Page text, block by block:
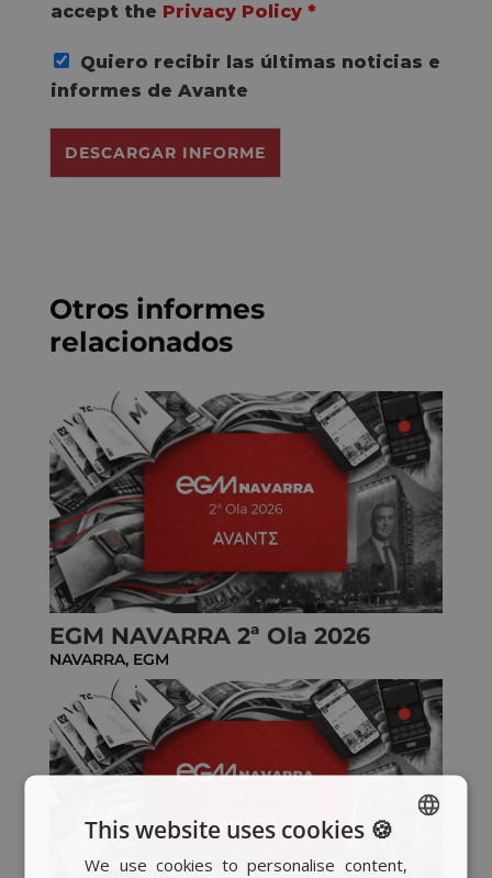
P
C
o
s
n
accept the Privacy Policy *
Quiero recibir las últimas noticias e
informes de Avante
DESCARGAR INFORME
Otros informes
relacionados
EGM NAVARRA 2ª Ola 2026
NAVARRA, EGM
SPANISH
This website uses cookies 🍪
We use cookies to personalise content,